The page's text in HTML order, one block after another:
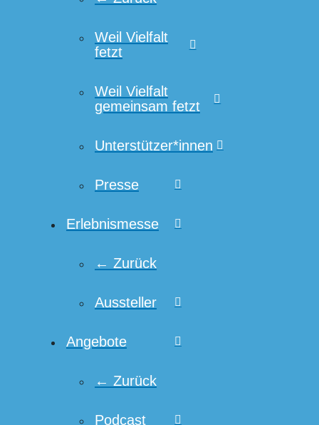
Weil Vielfalt
fetzt
Weil Vielfalt
gemeinsam fetzt
Unterstützer*innen
Presse
Erlebnismesse
← Zurück
Aussteller
Angebote
← Zurück
Podcast